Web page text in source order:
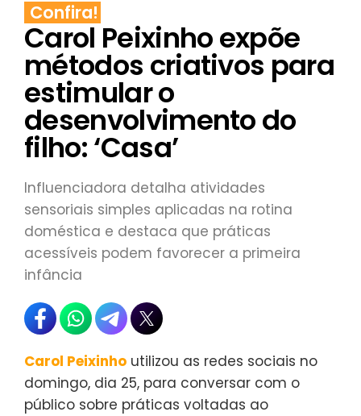
Confira!
Carol Peixinho expõe
métodos criativos para
estimular o
desenvolvimento do
filho: ‘Casa’
Influenciadora detalha atividades
sensoriais simples aplicadas na rotina
doméstica e destaca que práticas
acessíveis podem favorecer a primeira
infância
Carol Peixinho utilizou as redes sociais no
domingo, dia 25, para conversar com o
público sobre práticas voltadas ao